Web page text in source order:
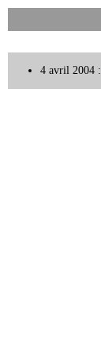
4 avril 2004 :